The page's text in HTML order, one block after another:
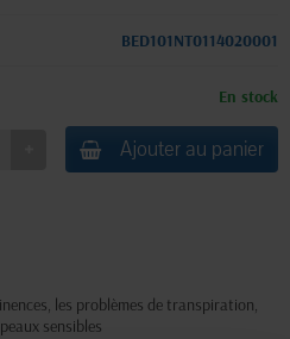
BED101NT0114020001
En stock
Ajouter au panier
les problèmes de transpiration,
sensibles